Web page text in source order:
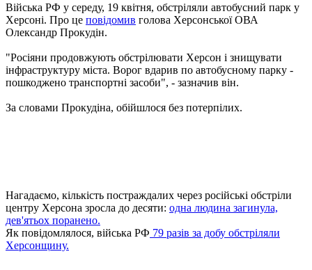
Війська РФ у середу, 19 квітня, обстріляли автобусний парк у
Херсоні. Про це повідомив голова Херсонської ОВА
Олександр Прокудін.
"Росіяни продовжують обстрілювати Херсон і знищувати
інфраструктуру міста. Ворог вдарив по автобусному парку -
пошкоджено транспортні засоби", - зазначив він.
За словами Прокудіна, обійшлося без потерпілих.
Нагадаємо, кількість постраждалих через російські обстріли
центру Херсона зросла до десяти: одна людина загинула,
дев'ятьох поранено.
Як повідомлялося, війська РФ 79 разів за добу обстріляли
Херсонщину.